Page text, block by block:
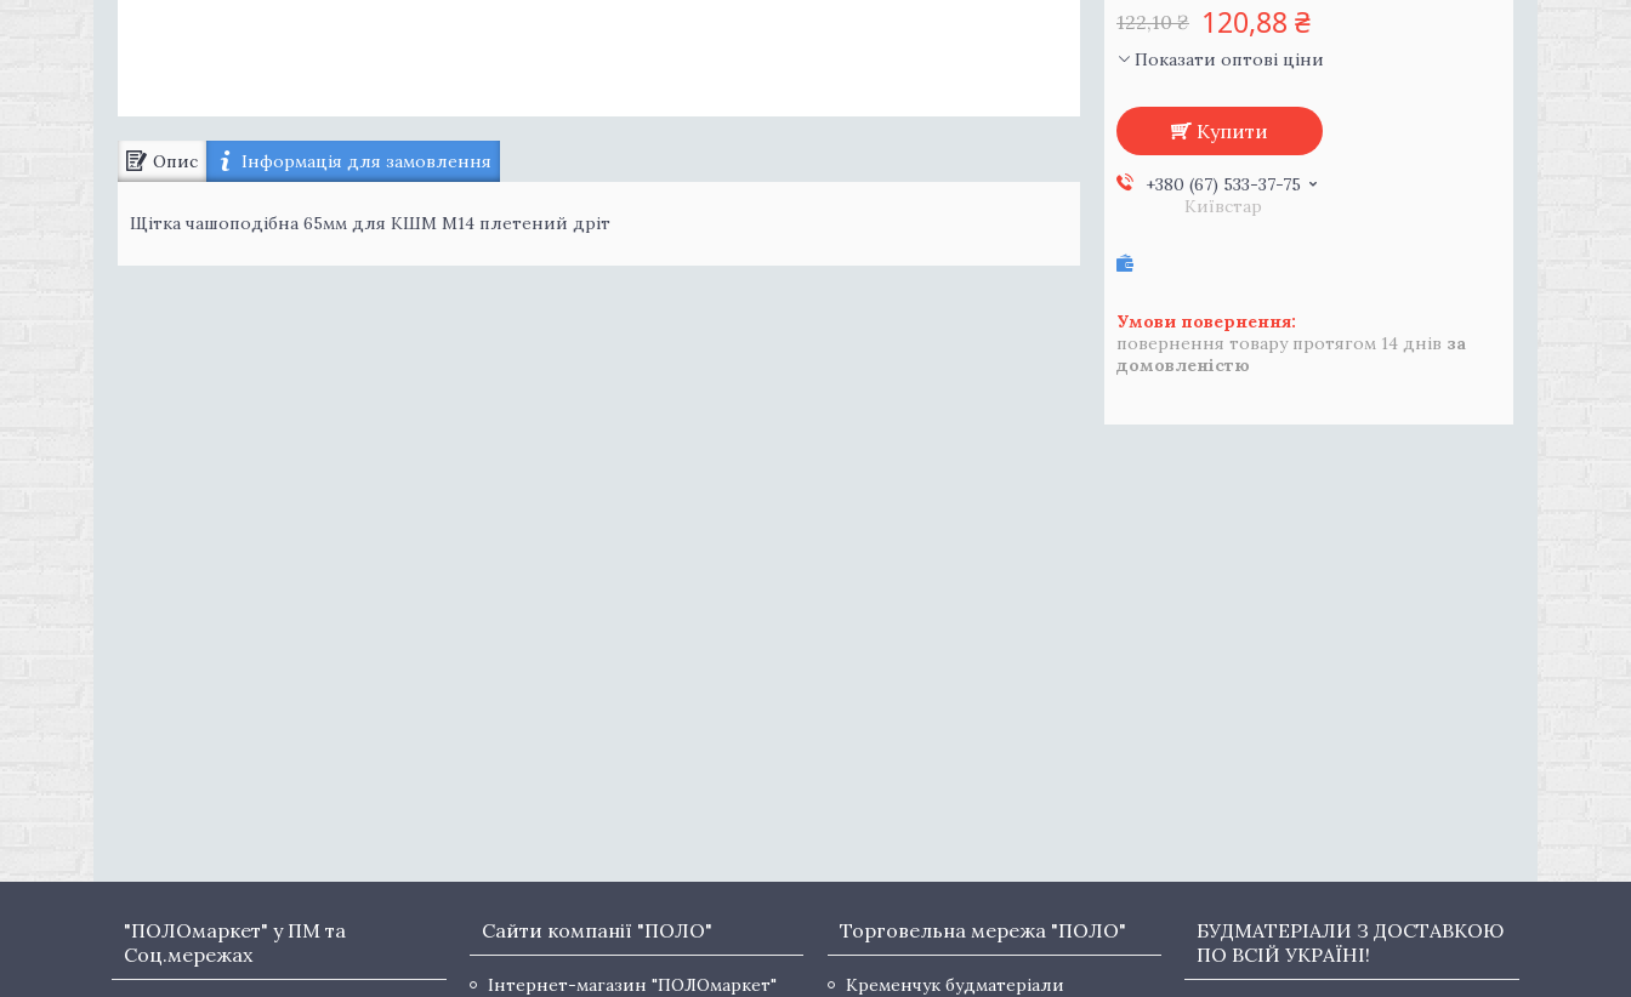
Опис Інформація для замовлення
Щітка чашоподібна 65мм для КШМ М14 плетений дріт
122,10 ₴ 120,88 ₴
Показати оптові ціни
Купити
+380 (67) 533-37-75
Київстар
повернення товару протягом 14 днів за
домовленістю
"ПОЛОмаркет" у ПМ та
Соц.мережах
Сайти компанії "ПОЛО"
Інтернет-магазин "ПОЛОмаркет"
Торговельна мережа "ПОЛО"
Кременчук будматеріали
БУДМАТЕРІАЛИ З ДОСТАВКОЮ
ПО ВСІЙ УКРАЇНІ!